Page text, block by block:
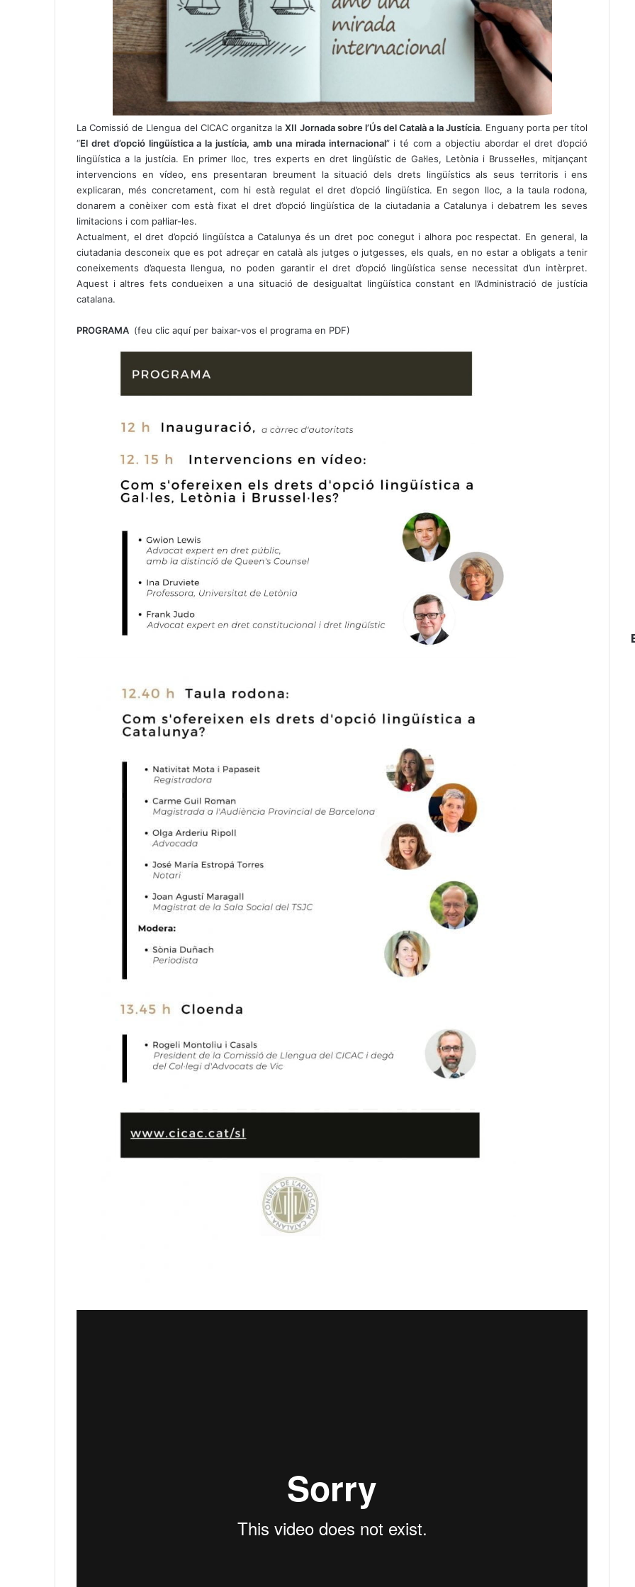
La Comissió de Llengua del CICAC organitza laXII Jornada sobre l’Ús del Català a la Justícia. Enguany porta per títol
“El dret d’opció lingüística a la justícia, amb una mirada internacional” i té com a objectiu abordar el dret d’opció
lingüística a la justícia. En primer lloc, tres experts en dret lingüístic de Gal·les, Letònia i Brussel·les, mitjançant
intervencions en vídeo, ens presentaran breument la situació dels drets lingüístics als seus territoris i ens
explicaran, més concretament, com hi està regulat el dret d’opció lingüística. En segon lloc, a la taula rodona,
donarem a conèixer com està fixat el dret d’opció lingüística de la ciutadania a Catalunya i debatrem les seves
limitacions i com pal·liar-les.
Actualment, el dret d’opció lingüístca a Catalunya és un dret poc conegut i alhora poc respectat. En general, la
ciutadania desconeix que es pot adreçar en català als jutges o jutgesses, els quals, en no estar a obligats a tenir
coneixements d’aquesta llengua, no poden garantir el dret d’opció lingüística sense necessitat d’un intèrpret.
Aquest i altres fets condueixen a una situació de desigualtat lingüística constant en l’Administració de justícia
catalana.
PROGRAMA (feu clic aquí per baixar-vos el programa en PDF)